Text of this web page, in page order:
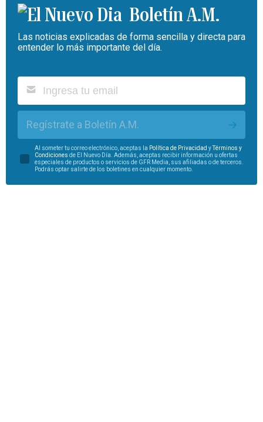
Boletín A.M.
Las noticias explicadas de forma sencilla y directa para
entender lo más importante del día.
Regístrate a Boletín A.M.
Al someter tu correo electrónico, aceptas la Política de Privacidad yTérminos y
Condiciones de El Nuevo Día. Además, aceptas recibir información u ofertas
especiales de productos o servicios de GFR Media, sus afiliadas o de terceros.
Podrás optar salirte de los boletines en cualquier momento.